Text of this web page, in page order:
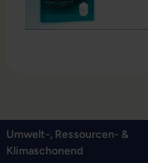
Umwelt-, Ressourcen- &
Klimaschonend